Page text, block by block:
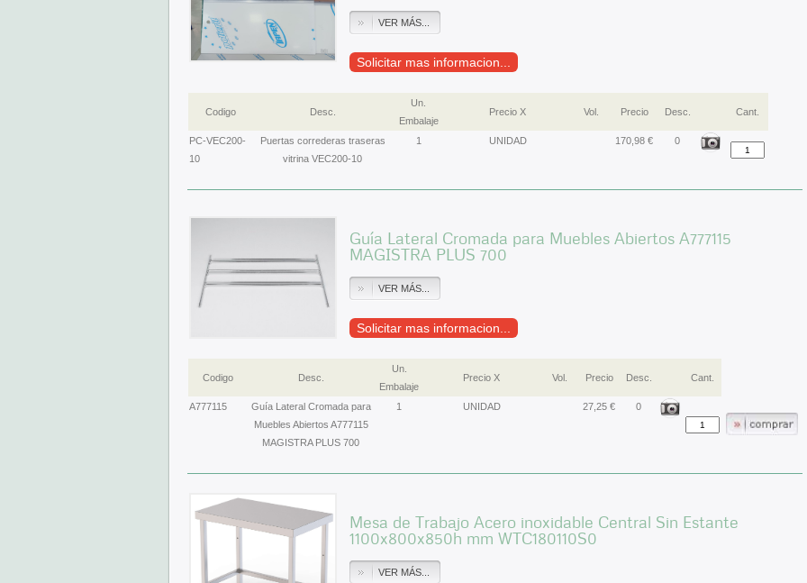
VER MÁS...
Solicitar mas informacion...
Codigo Desc.
Un.
Embalaje
Precio X Vol. Precio Desc. Cant.
PC-VEC200-
10
Puertas correderas traseras
vitrina VEC200-10
1 UNIDAD 170,98 € 0
Guía Lateral Cromada para Muebles Abiertos A777115
MAGISTRA PLUS 700
VER MÁS...
Solicitar mas informacion...
Codigo Desc.
Un.
Embalaje
Precio X Vol. Precio Desc. Cant.
A777115
Guía Lateral Cromada para
Muebles Abiertos A777115
MAGISTRA PLUS 700
1 UNIDAD 27,25 € 0
Mesa de Trabajo Acero inoxidable Central Sin Estante
1100x800x850h mm WTC180110S0
VER MÁS...